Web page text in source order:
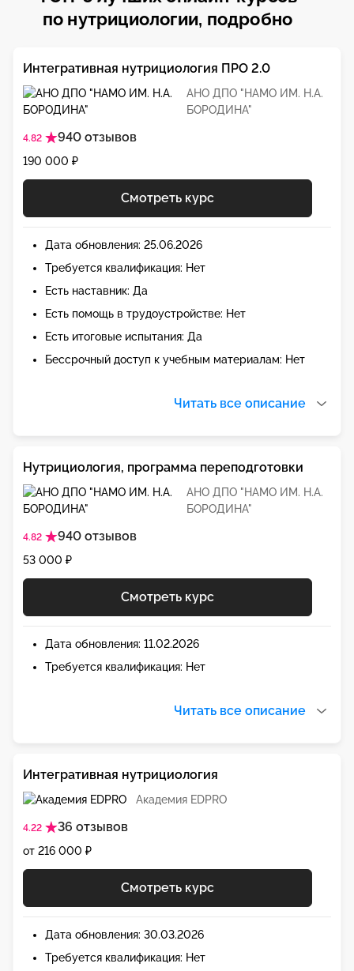
по нутрициологии, подробно
АНО ДПО "НАМО ИМ. Н.А.
БОРОДИНА"
4.82 940 отзывов
Интегративная нутрициология ПРО 2.0
190 000 ₽
Смотреть курс
Дата обновления: 25.06.2026
Требуется квалификация: Нет
Есть наставник: Да
Есть помощь в трудоустройстве: Нет
Есть итоговые испытания: Да
Бессрочный доступ к учебным материалам: Нет
Читать все описание
АНО ДПО "НАМО ИМ. Н.А.
БОРОДИНА"
4.82 940 отзывов
Нутрициология, программа переподготовки
53 000 ₽
Смотреть курс
Дата обновления: 11.02.2026
Требуется квалификация: Нет
Читать все описание
Академия EDPRO
4.22 36 отзывов
Интегративная нутрициология
от 216 000 ₽
Смотреть курс
Дата обновления: 30.03.2026
Требуется квалификация: Нет